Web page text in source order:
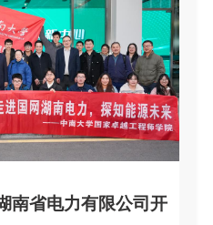
技大学高等工程师学院
院执行院长宗燕兵、山
院副院长姚鹏、北京航
管理处副处长王扬，以
南省电力有限公司开